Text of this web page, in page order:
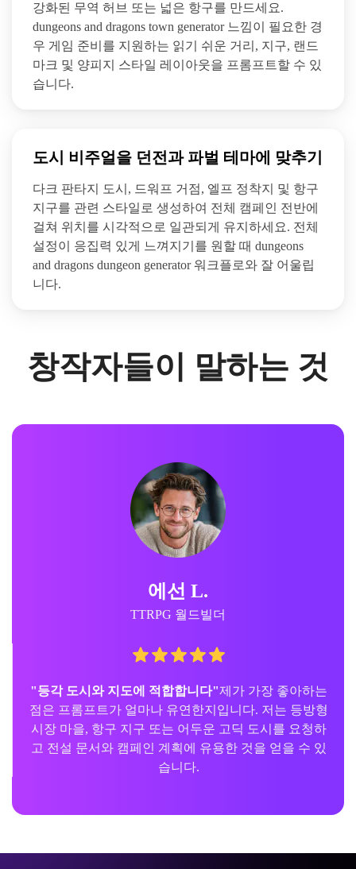
강화된 무역 허브 또는 넓은 항구를 만드세요.
dungeons and dragons town generator 느낌이 필요한 경
우 게임 준비를 지원하는 읽기 쉬운 거리, 지구, 랜드
마크 및 양피지 스타일 레이아웃을 프롬프트할 수 있
습니다.
도시 비주얼을 던전과 파벌 테마에 맞추기
다크 판타지 도시, 드워프 거점, 엘프 정착지 및 항구
지구를 관련 스타일로 생성하여 전체 캠페인 전반에
걸쳐 위치를 시각적으로 일관되게 유지하세요. 전체
설정이 응집력 있게 느껴지기를 원할 때 dungeons
and dragons dungeon generator 워크플로와 잘 어울립
니다.
창작자들이 말하는 것
에선 L.
TTRPG 월드빌더
"등각 도시와 지도에 적합합니다"제가 가장 좋아하는
점은 프롬프트가 얼마나 유연한지입니다. 저는 등방형
시장 마을, 항구 지구 또는 어두운 고딕 도시를 요청하
고 전설 문서와 캠페인 계획에 유용한 것을 얻을 수 있
습니다.